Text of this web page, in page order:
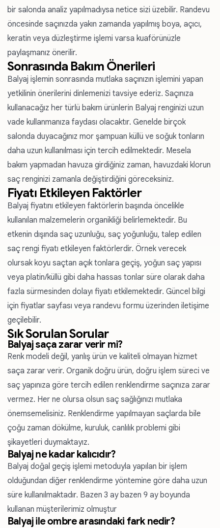
bir salonda analiz yapılmadıysa netice sizi üzebilir. Randevu
öncesinde saçınızda yakın zamanda yapılmış boya, açıcı,
keratin veya düzleştirme işlemi varsa kuaförünüzle
paylaşmanız önerilir.
Sonrasında Bakım Önerileri
Balyaj işlemin sonrasında mutlaka saçınızın işlemini yapan
yetkilinin önerilerini dinlemenizi tavsiye ederiz. Saçınıza
kullanacağız her türlü bakım ürünlerin Balyaj renginizi uzun
vade kullanmanıza faydası olacaktır. Genelde birçok
salonda duyacağınız mor şampuan küllü ve soğuk tonların
daha uzun kullanılması için tercih edilmektedir. Mesela
bakım yapmadan havuza girdiğiniz zaman, havuzdaki klorun
saç renginizi zamanla değiştirdiğini göreceksiniz.
Fiyatı Etkileyen Faktörler
Balyaj fiyatını etkileyen faktörlerin başında öncelikle
kullanılan malzemelerin organikliği belirlemektedir. Bu
etkenin dışında saç uzunluğu, saç yoğunluğu, talep edilen
saç rengi fiyatı etkileyen faktörlerdir. Örnek verecek
olursak koyu saçtan açık tonlara geçiş, yoğun saç yapısı
veya platin/küllü gibi daha hassas tonlar süre olarak daha
fazla sürmesinden dolayı fiyatı etkilemektedir. Güncel bilgi
için fiyatlar sayfası veya randevu formu üzerinden iletişime
geçilebilir.
Sık Sorulan Sorular
Balyaj saça zarar verir mi?
Renk modeli değil, yanlış ürün ve kaliteli olmayan hizmet
saça zarar verir. Organik doğru ürün, doğru işlem süreci ve
saç yapınıza göre tercih edilen renklendirme saçınıza zarar
vermez. Her ne olursa olsun saç sağlığınızı mutlaka
önemsemelisiniz. Renklendirme yapılmayan saçlarda bile
çoğu zaman dökülme, kuruluk, canlılık problemi gibi
şikayetleri duymaktayız.
Balyaj ne kadar kalıcıdır?
Balyaj doğal geçiş işlemi metoduyla yapılan bir işlem
olduğundan diğer renklendirme yöntemine göre daha uzun
süre kullanılmaktadır. Bazen 3 ay bazen 9 ay boyunda
kullanan müşterilerimiz olmuştur
Balyaj ile ombre arasındaki fark nedir?